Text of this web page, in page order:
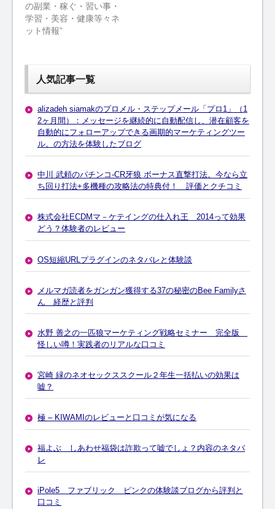
の副業・稼ぐ・習い事・
学習・美容・健康等々ネ
ット情報”
人気記事一覧
alizadeh siamakのプロメル・ステップメール「プロ1」（1
2ヶ月間）：メッセージを継続的に自動配信し、潜在顧客を
自動的にフォローアップできる画期的マーケティングツー
ル。の方法を体験したブログ
中川 武頼のパチンコ-CR牙狼 ボーナス直撃打法。今なら立
ち回り打法+多機種の攻略法の特典付！ 評価とクチコミ
株式会社ECDMマ－ケテイングの仕入れ王 2014って効果
どう？体験者のレビュー
OS短縮URLプラグインのネタバレと体験談
メルマガ読者をガンガン獲得する37の秘密のBee Familyさ
ん 経歴と評判
水野 善之の一匹狼マーケティング戦略セミナー 完全版
怪しい噂！実践者のリアルな口コミ
宮崎 緑のネオセックススクール２年生一括払いの効果は
嘘？
極 – KIWAMIのレビューと口コミが気になる
福よぶ しあわせ福袋は詐欺って嘘でしょ？内容のネタバ
レ
iPole5 ファブリック ピンクの体験談ブログから評判と
口コミ